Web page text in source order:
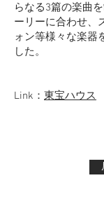
らなる3篇の楽曲
ーリーに合わせ、
ォン等様々な楽器
した。
Link： 東宝ハウス